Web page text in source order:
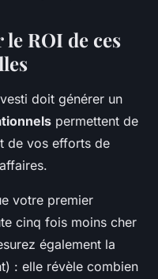
ROI de ces
doit générer un
permettent de
de vos efforts de
votre premier
cinq fois moins cher
également la
: elle révèle combien